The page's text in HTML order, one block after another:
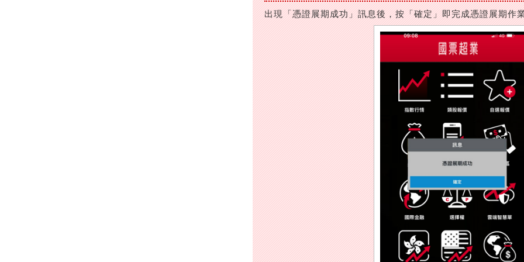
出現「憑證展期成功」訊息後，按「確定」即完成憑證展期作